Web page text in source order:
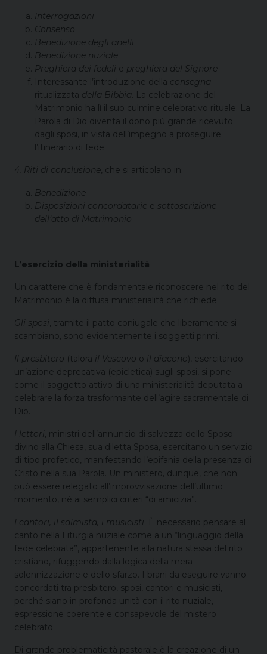
Interrogazioni
Consenso
Benedizione degli anelli
Benedizione nuziale
Preghiera dei fedeli e preghiera del Signore
Interessante l’introduzione della consegna
ritualizzata della Bibbia . La celebrazione del
Matrimonio ha lì il suo culmine celebrativo rituale. La
Parola di Dio diventa il dono più grande ricevuto
dagli sposi, in vista dell’impegno a proseguire
l’itinerario di fede.
4. Riti di conclusione, che si articolano in:
Benedizione
Disposizioni concordatarie e sottoscrizione
dell’atto di Matrimonio
L’esercizio della ministerialità
Un carattere che è fondamentale riconoscere nel rito del
Matrimonio è la diffusa ministerialità che richiede.
Gli sposi, tramite il patto coniugale che liberamente si
scambiano, sono evidentemente i soggetti primi.
Il presbitero (talora il Vescovo o il diacono), esercitando
un’azione deprecativa (epicletica) sugli sposi, si pone
come il soggetto attivo di una ministerialità deputata a
celebrare la forza trasformante dell’agire sacramentale di
Dio.
I lettori, ministri dell’annuncio di salvezza dello Sposo
divino alla Chiesa, sua diletta Sposa, esercitano un servizio
di tipo profetico, manifestando l’epifania della presenza di
Cristo nella sua Parola. Un ministero, dunque, che non
può essere relegato all’improvvisazione dell’ultimo
momento, né ai semplici criteri “di amicizia”.
I cantori, il salmista, i musicisti . È necessario pensare al
canto nella Liturgia nuziale come a un “linguaggio della
fede celebrata”, appartenente alla natura stessa del rito
cristiano, rifuggendo dalla logica della mera
solennizzazione e dello sfarzo. I brani da eseguire vanno
concordati tra presbitero, sposi, cantori e musicisti,
perché siano in profonda unità con il rito nuziale,
espressione coerente e consapevole del mistero
celebrato.
Di grande problematicità pastorale è la creazione di un